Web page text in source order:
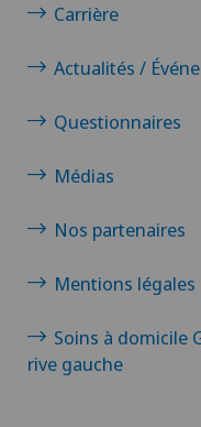
Carrière
Actualités /
Questionnaires
Médias
Nos partenaires
Mentions légales
Soins à domicile
rive gauche